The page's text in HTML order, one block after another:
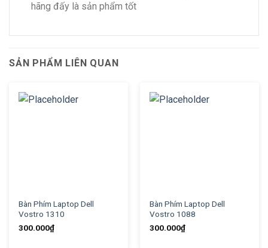
hãng đấy là sản phẩm tốt
SẢN PHẨM LIÊN QUAN
Bàn Phím Laptop Dell
Vostro 1310
300.000₫
Bàn Phím Laptop Dell
Vostro 1088
300.000₫